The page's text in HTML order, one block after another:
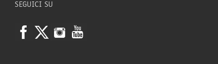
SEGUICI SU